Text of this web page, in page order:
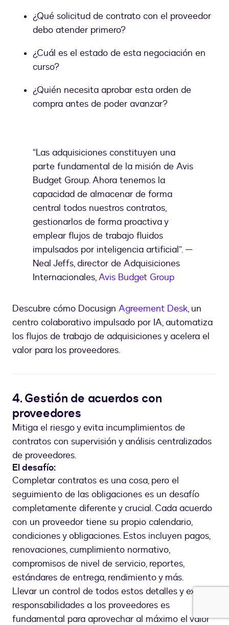
¿Qué solicitud de contrato con el proveedor
debo atender primero?
¿Cuál es el estado de esta negociación en
curso?
¿Quién necesita aprobar esta orden de
compra antes de poder avanzar?
“Las adquisiciones constituyen una
parte fundamental de la misión de Avis
Budget Group. Ahora tenemos la
capacidad de almacenar de forma
central todos nuestros contratos,
gestionarlos de forma proactiva y
emplear flujos de trabajo fluidos
impulsados por inteligencia artificial”. —
Neal Jeffs, director de Adquisiciones
Internacionales,Avis Budget Group
Descubre cómo Docusign Agreement Desk, un
centro colaborativo impulsado por IA, automatiza
los flujos de trabajo de adquisiciones y acelera el
valor para los proveedores.
4. Gestión de acuerdos con
proveedores
Mitiga el riesgo y evita incumplimientos de
contratos con supervisión y análisis centralizados
de proveedores.
El desafío:
Completar contratos es una cosa, pero el
seguimiento de las obligaciones es un desafío
completamente diferente y crucial. Cada acuerdo
con un proveedor tiene su propio calendario,
condiciones y obligaciones. Estos incluyen pagos,
renovaciones, cumplimiento normativo,
compromisos de nivel de servicio, reportes,
estándares de entrega, rendimiento y más.
Llevar un control de todos estos detalles y exigir
responsabilidades a los proveedores es
fundamental para aprovechar al máximo el valor